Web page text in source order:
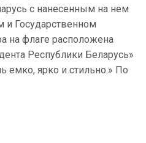
с нанесенным на нем
и Государственном
на флаге расположена
Республики Беларусь»
емко, ярко и стильно.» По